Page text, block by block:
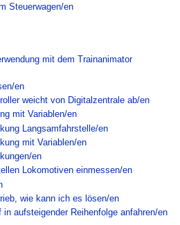
Steuerwagen/en
mit dem Trainanimator
en
weicht von Digitalzentrale ab/en
mit Variablen/en
Langsamfahrstelle/en
mit Variablen/en
en
Lokomotiven einmessen/en
wie kann ich es lösen/en
aufsteigender Reihenfolge anfahren/en